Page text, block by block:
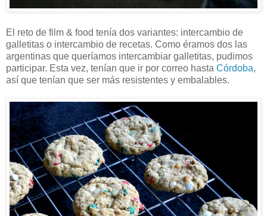
El reto de film & food tenía dos variantes: intercambio de
galletitas o intercambio de recetas. Como éramos dos las
argentinas que queríamos intercambiar galletitas, pudimos
participar. Esta vez, tenían que ir por correo hasta Córdoba,
así que tenían que ser más resistentes y embalables.